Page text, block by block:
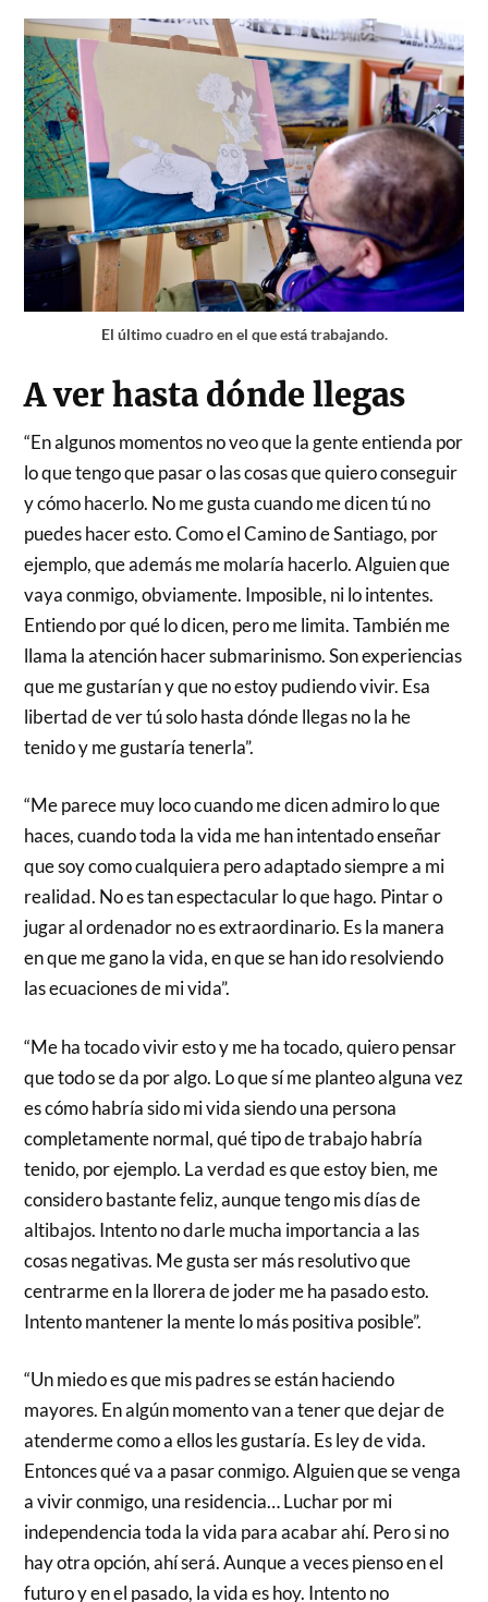
El último cuadro en el que está trabajando.
A ver hasta dónde llegas
“En algunos momentos no veo que la gente entienda por
lo que tengo que pasar o las cosas que quiero conseguir
y cómo hacerlo. No me gusta cuando me dicen tú no
puedes hacer esto. Como el Camino de Santiago, por
ejemplo, que además me molaría hacerlo. Alguien que
vaya conmigo, obviamente. Imposible, ni lo intentes.
Entiendo por qué lo dicen, pero me limita. También me
llama la atención hacer submarinismo. Son experiencias
que me gustarían y que no estoy pudiendo vivir. Esa
libertad de ver tú solo hasta dónde llegas no la he
tenido y me gustaría tenerla”.
“Me parece muy loco cuando me dicen admiro lo que
haces, cuando toda la vida me han intentado enseñar
que soy como cualquiera pero adaptado siempre a mi
realidad. No es tan espectacular lo que hago. Pintar o
jugar al ordenador no es extraordinario. Es la manera
en que me gano la vida, en que se han ido resolviendo
las ecuaciones de mi vida”.
“Me ha tocado vivir esto y me ha tocado, quiero pensar
que todo se da por algo. Lo que sí me planteo alguna vez
es cómo habría sido mi vida siendo una persona
completamente normal, qué tipo de trabajo habría
tenido, por ejemplo. La verdad es que estoy bien, me
considero bastante feliz, aunque tengo mis días de
altibajos. Intento no darle mucha importancia a las
cosas negativas. Me gusta ser más resolutivo que
centrarme en la llorera de joder me ha pasado esto.
Intento mantener la mente lo más positiva posible”.
“Un miedo es que mis padres se están haciendo
mayores. En algún momento van a tener que dejar de
atenderme como a ellos les gustaría. Es ley de vida.
Entonces qué va a pasar conmigo. Alguien que se venga
a vivir conmigo, una residencia… Luchar por mi
independencia toda la vida para acabar ahí. Pero si no
hay otra opción, ahí será. Aunque a veces pienso en el
futuro y en el pasado, la vida es hoy. Intento no